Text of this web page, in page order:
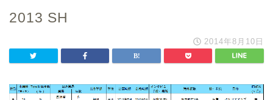
2013 SH
2014年8月10日